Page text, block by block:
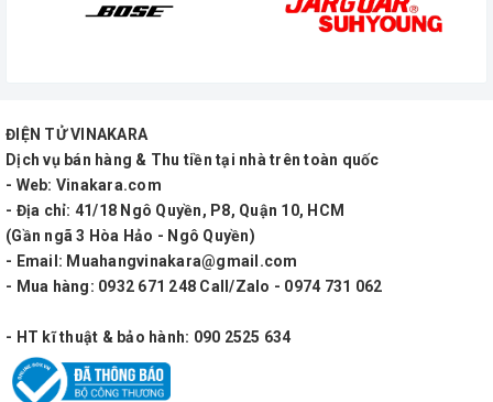
ĐIỆN TỬ VINAKARA
Dịch vụ bán hàng & Thu tiền tại nhà trên toàn quốc
- Web: Vinakara.com
- Địa chỉ: 41/18 Ngô Quyền, P8, Quận 10, HCM
(Gần ngã 3 Hòa Hảo - Ngô Quyền)
- Email: Muahangvinakara@gmail.com
- Mua hàng: 0932 671 248 Call/Zalo - 0974 731 062
- HT kĩ thuật & bảo hành: 090 2525 634